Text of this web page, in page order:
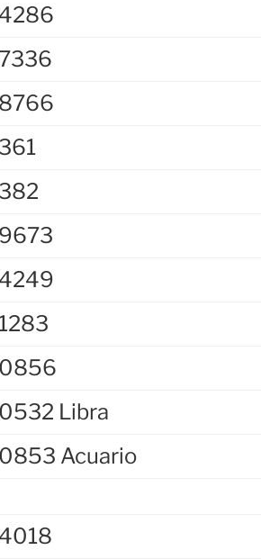
4286
7336
8766
361
382
9673
4249
1283
0856
0532 Libra
0853 Acuario
4018